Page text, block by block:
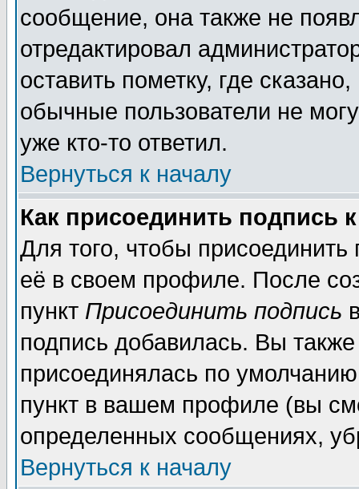
сообщение, она также не
отредактировал
оставить пометку, где
обычные пользователи не
уже кто-то ответил.
Вернуться к началу
Как присоединить подпись
Для того, чтобы
её в своем профиле. После
пункт Присоединить подпись
подпись добавилась. Вы
присоединялась по
пункт в вашем профиле (вы
определенных сообщениях,
Вернуться к началу